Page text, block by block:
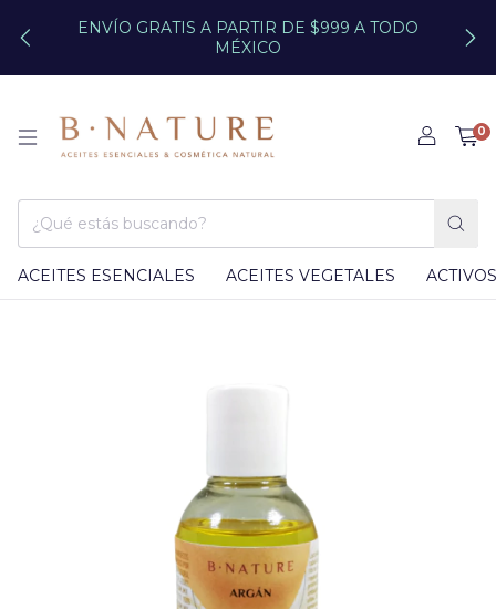
ENVÍO GRATIS A PARTIR DE $999 A TODO
MÉXICO
0
ACEITES ESENCIALES ACEITES VEGETALES